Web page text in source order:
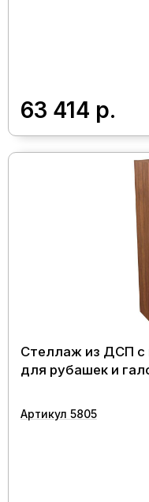
63 414 р.
Стеллаж из ДСП с
для рубашек и
Артикул 5805